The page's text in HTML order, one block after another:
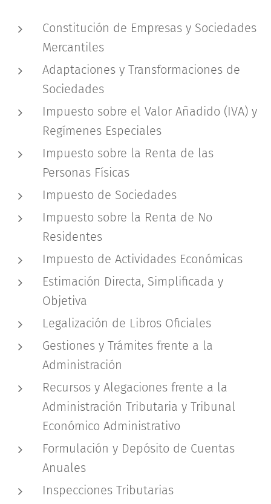
Constitución de Empresas y Sociedades
Mercantiles
Adaptaciones y Transformaciones de
Sociedades
Impuesto sobre el Valor Añadido (IVA) y
Regímenes Especiales
Impuesto sobre la Renta de las
Personas Físicas
Impuesto de Sociedades
Impuesto sobre la Renta de No
Residentes
Impuesto de Actividades Económicas
Estimación Directa, Simplificada y
Objetiva
Legalización de Libros Oficiales
Gestiones y Trámites frente a la
Administración
Recursos y Alegaciones frente a la
Administración Tributaria y Tribunal
Económico Administrativo
Formulación y Depósito de Cuentas
Anuales
Inspecciones Tributarias